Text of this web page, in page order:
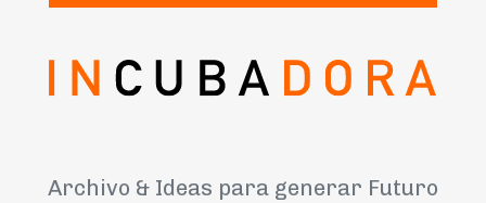
Archivo & Ideas para generar Futuro